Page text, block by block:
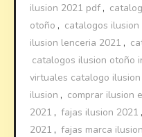
ilusion 2021 pdf ,
otoño , catalogos
ilusion lenceria 2021 ,
catalogos ilusion otoño
virtuales catalogo
ilusion , comprar ilusion
2021 , fajas ilusion 2021 ,
2021 , fajas marca ilusion